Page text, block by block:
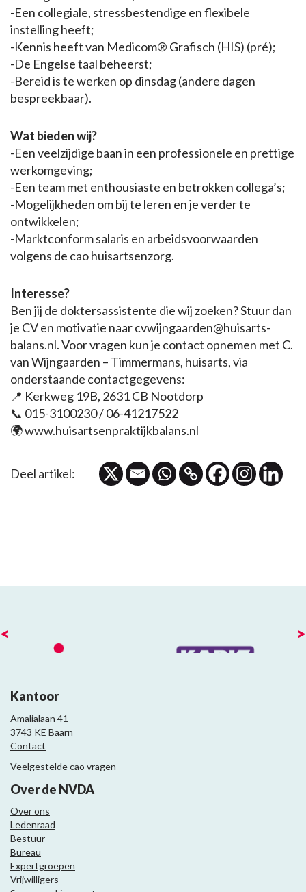
-Een collegiale, stressbestendige en flexibele
instelling heeft;
-Kennis heeft van Medicom® Grafisch (HIS) (pré);
-De Engelse taal beheerst;
-Bereid is te werken op dinsdag (andere dagen
bespreekbaar).
Wat bieden wij?
-Een veelzijdige baan in een professionele en prettige
werkomgeving;
-Een team met enthousiaste en betrokken collega’s;
-Mogelijkheden om bij te leren en je verder te
ontwikkelen;
-Marktconform salaris en arbeidsvoorwaarden
volgens de cao huisartsenzorg.
Interesse?
Ben jij de doktersassistente die wij zoeken? Stuur dan
je CV en motivatie naar cvwijngaarden@huisarts-
balans.nl. Voor vragen kun je contact opnemen met C.
van Wijngaarden – Timmermans, huisarts, via
onderstaande contactgegevens:
📍 Kerkweg 19B, 2631 CB Nootdorp
📞 015-3100230 / 06-41217522
🌍 www.huisartsenpraktijkbalans.nl
Deel artikel:
< >
Kantoor
Amalialaan 41
3743 KE Baarn
Contact
Veelgestelde cao vragen
Over de NVDA
Over ons
Ledenraad
Bestuur
Bureau
Expertgroepen
Vrijwilligers